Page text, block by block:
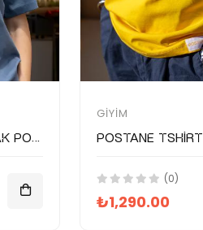
Postane Tshirt - Bak Postacı Geliyor
GIYIM
Postane Tshirt
(0)
₺1,290.00